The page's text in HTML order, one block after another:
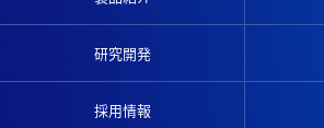
研究開発
採用情報